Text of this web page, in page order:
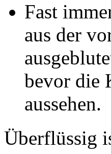
Fast
aus der
bevor die
aussehen.
Überflüssig